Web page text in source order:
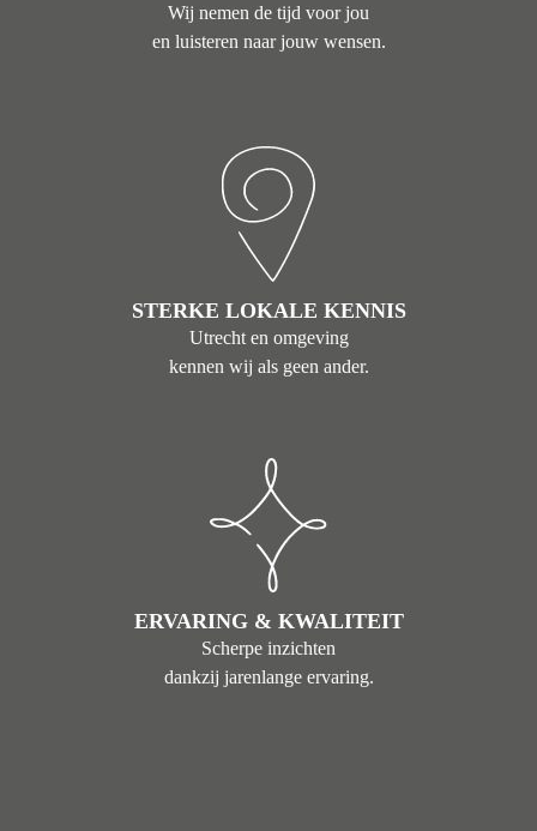
Wij nemen de tijd voor jou
en luisteren naar jouw wensen.
STERKE LOKALE KENNIS
Utrecht en omgeving
kennen wij als geen ander.
ERVARING & KWALITEIT
Scherpe inzichten
dankzij jarenlange ervaring.